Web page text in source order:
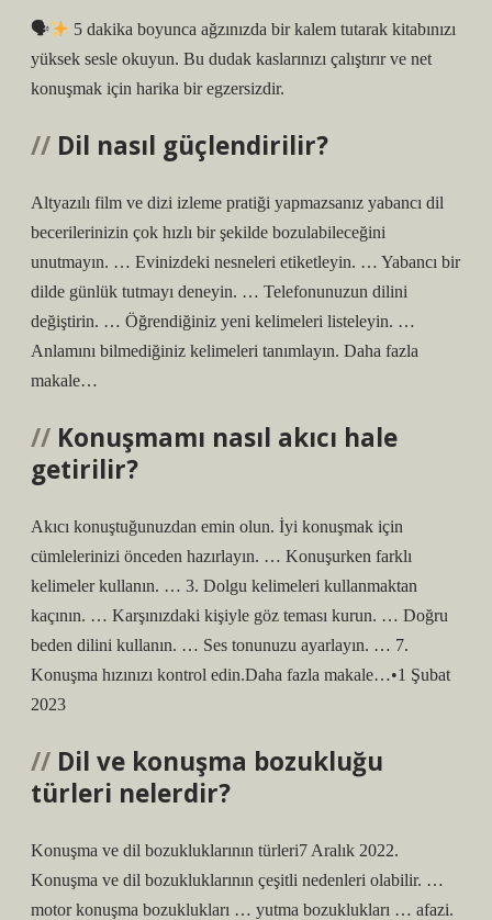
🗣
5 dakika boyunca ağzınızda bir kalem tutarak kitabınızı
yüksek sesle okuyun. Bu dudak kaslarınızı çalıştırır ve net
konuşmak için harika bir egzersizdir.
Dil nasıl güçlendirilir?
Altyazılı film ve dizi izleme pratiği yapmazsanız yabancı dil
becerilerinizin çok hızlı bir şekilde bozulabileceğini
unutmayın. … Evinizdeki nesneleri etiketleyin. … Yabancı bir
dilde günlük tutmayı deneyin. … Telefonunuzun dilini
değiştirin. … Öğrendiğiniz yeni kelimeleri listeleyin. …
Anlamını bilmediğiniz kelimeleri tanımlayın. Daha fazla
makale…
Konuşmamı nasıl akıcı hale
getirilir?
Akıcı konuştuğunuzdan emin olun. İyi konuşmak için
cümlelerinizi önceden hazırlayın. … Konuşurken farklı
kelimeler kullanın. … 3. Dolgu kelimeleri kullanmaktan
kaçının. … Karşınızdaki kişiyle göz teması kurun. … Doğru
beden dilini kullanın. … Ses tonunuzu ayarlayın. … 7.
Konuşma hızınızı kontrol edin.Daha fazla makale…•1 Şubat
2023
Dil ve konuşma bozukluğu
türleri nelerdir?
Konuşma ve dil bozukluklarının türleri7 Aralık 2022.
Konuşma ve dil bozukluklarının çeşitli nedenleri olabilir. …
motor konuşma bozuklukları … yutma bozuklukları … afazi.